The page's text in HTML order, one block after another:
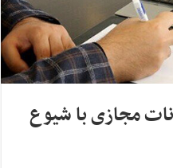
مجازی با شیوع